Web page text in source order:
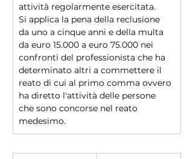
attività regolarmente esercitata.
Si applica la pena della reclusione
da uno a cinque anni e della multa
da euro 15.000 a euro 75.000 nei
confronti del professionista che ha
determinato altri a commettere il
reato di cui al primo comma ovvero
ha diretto l'attività delle persone
che sono concorse nel reato
medesimo.